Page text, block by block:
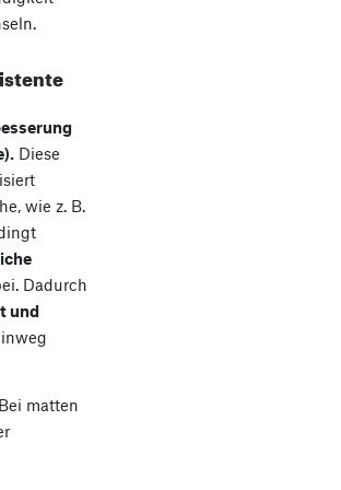
Diese
wie z. B.
Dadurch
und
matten